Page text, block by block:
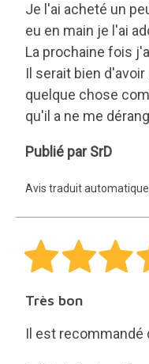
Je l'ai acheté un
eu en main je l'ai
La prochaine fois
Il serait bien
quelque chose
qu'il a ne me
SrD
Publié par SrD
Avis traduit
Très bon
Il est recommandé